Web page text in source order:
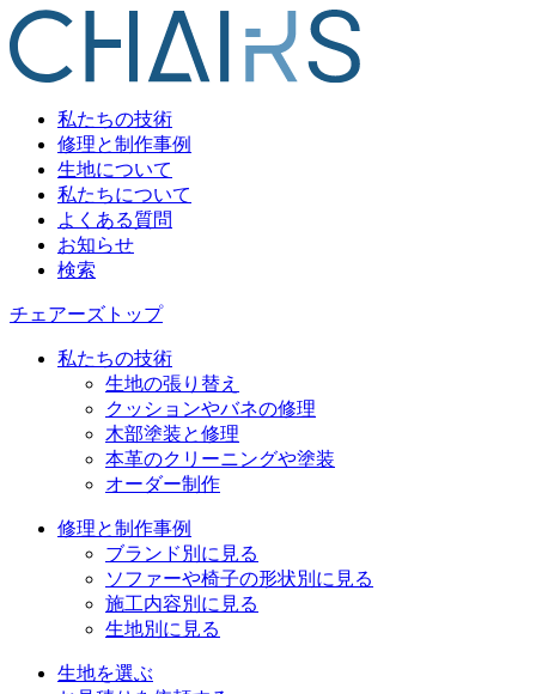
私たちの技術
修理と制作事例
生地について
私たちについて
よくある質問
お知らせ
検索
チェアーズトップ
私たちの技術
生地の張り替え
クッションやバネの修理
木部塗装と修理
本革のクリーニングや塗装
オーダー制作
修理と制作事例
ブランド別に見る
ソファーや椅子の形状別に見る
施工内容別に見る
生地別に見る
生地を選ぶ